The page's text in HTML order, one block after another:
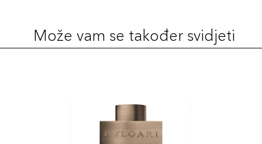
Može vam se također svidjeti